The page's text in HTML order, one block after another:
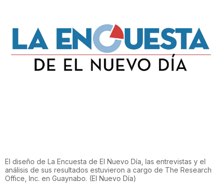
El diseño de La Encuesta de El Nuevo Día, las entrevistas y el
análisis de sus resultados estuvieron a cargo de The Research
Office, Inc. en Guaynabo. (El Nuevo Día)